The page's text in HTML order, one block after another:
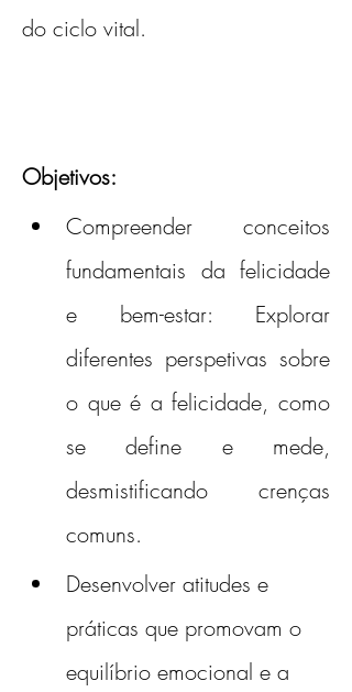
do ciclo vital.
Objetivos:
Compreender conceitos
fundamentais da felicidade
e bem-estar: Explorar
diferentes perspetivas sobre
o que é a felicidade, como
se define e mede,
desmistificando crenças
comuns.
Desenvolver atitudes e
práticas que promovam o
equilíbrio emocional e a